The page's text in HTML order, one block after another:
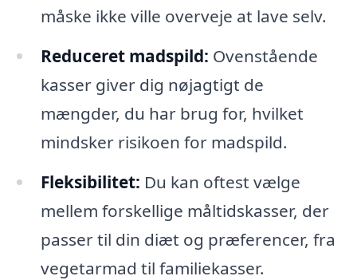
måske ikke ville overveje at lave selv.
Reduceret madspild: Ovenstående
kasser giver dig nøjagtigt de
mængder, du har brug for, hvilket
mindsker risikoen for madspild.
Fleksibilitet: Du kan oftest vælge
mellem forskellige måltidskasser, der
passer til din diæt og præferencer, fra
vegetarmad til familiekasser.